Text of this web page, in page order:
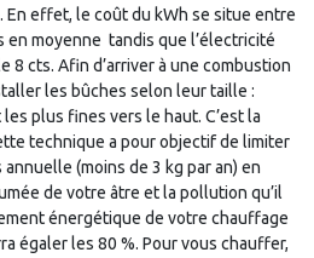
En effet, le coût du kWh se situe entre
en moyenne  tandis que l’électricité
8 cts. Afin d’arriver à une combustion
les bûches selon leur taille :
plus fines vers le haut. C’est la
technique a pour objectif de limiter
(moins de 3 kg par an) en
de votre âtre et la pollution qu’il
énergétique de votre chauffage
égaler les 80 %. Pour vous chauffer,